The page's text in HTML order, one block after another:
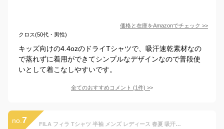
価格と在庫をAmazonでチェック >>
クロス(50代・男性)
キッズ向けの4.4ozのドライTシャツで、吸汗速乾素材なの
で蒸れずに着用ができてシンプルなデザインなので普段使
いとして着こなしやすいです。
全てのおすすめコメント (1件) >
no. 7 FILA フィラ Tシャツ 半袖 メンズ レディース 春夏 吸汗速乾 ドライ さらさら 薄手 ワンポイント スポーツブランド シンプル おしゃれ かっこいい 無地 スポーツ トレーニング 学生 男の子 女の子 白 黒 ゆったり 大きいサイズ 3L 4L 2024ss karlas